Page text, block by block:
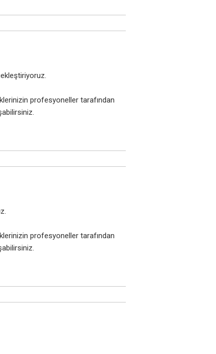
profesyoneller tarafından
profesyoneller tarafından